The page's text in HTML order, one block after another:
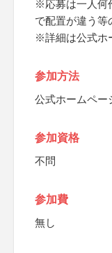
※応募は一人何
で配置が違う等
※詳細は公式ホ
参加方法
公式ホームペー
参加資格
不問
参加費
無し